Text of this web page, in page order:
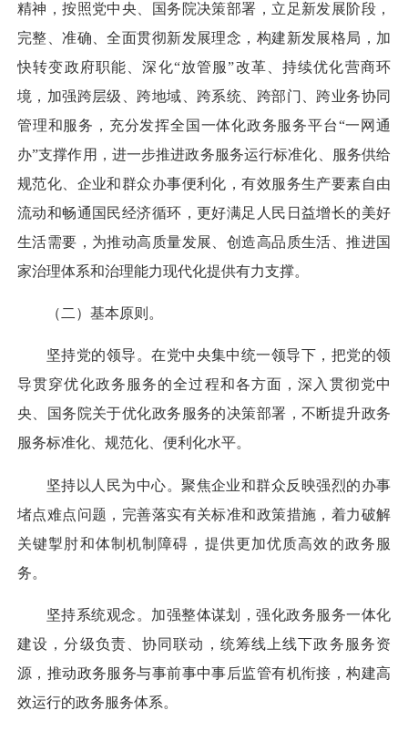
精神，按照党中央、国务院决策部署，立足新发展阶段，
完整、准确、全面贯彻新发展理念，构建新发展格局，加
快转变政府职能、深化“放管服”改革、持续优化营商环
境，加强跨层级、跨地域、跨系统、跨部门、跨业务协同
管理和服务，充分发挥全国一体化政务服务平台“一网通
办”支撑作用，进一步推进政务服务运行标准化、服务供给
规范化、企业和群众办事便利化，有效服务生产要素自由
流动和畅通国民经济循环，更好满足人民日益增长的美好
生活需要，为推动高质量发展、创造高品质生活、推进国
家治理体系和治理能力现代化提供有力支撑。
（二）基本原则。
坚持党的领导。在党中央集中统一领导下，把党的领
导贯穿优化政务服务的全过程和各方面，深入贯彻党中
央、国务院关于优化政务服务的决策部署，不断提升政务
服务标准化、规范化、便利化水平。
坚持以人民为中心。聚焦企业和群众反映强烈的办事
堵点难点问题，完善落实有关标准和政策措施，着力破解
关键掣肘和体制机制障碍，提供更加优质高效的政务服
务。
坚持系统观念。 加强整体谋划，强化政务服务一体化
建设，分级负责、协同联动，统筹线上线下政务服务资
源，推动政务服务与事前事中事后监管有机衔接，构建高
效运行的政务服务体系。